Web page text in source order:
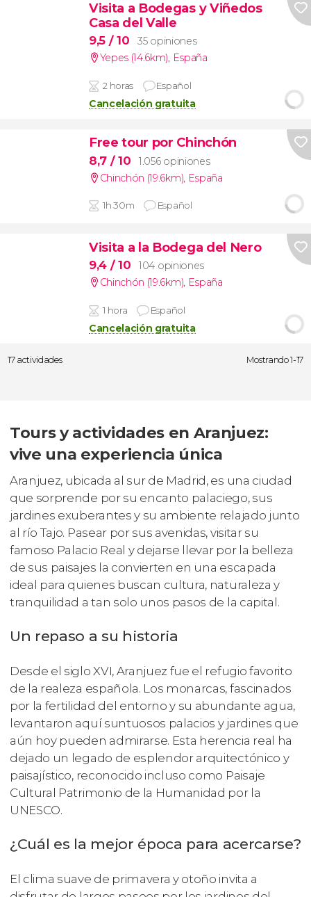
Visita a Bodegas y Viñedos
Casa del Valle
9,5 / 10
35 opiniones
Yepes (14.6km), España
2 horas Español
Cancelación gratuita
Free tour por Chinchón
8,7 / 10
1.056 opiniones
Chinchón (19.6km) España
1h 30m Español
Visita a la Bodega del Nero
9,4 / 10
104 opiniones
Chinchón (19.6km), España
1 hora Español
Cancelación gratuita
17 actividades Mostrando 1-17
Tours y actividades en Aranjuez:
vive una experiencia única
Aranjuez, ubicada al sur de Madrid, es una ciudad
que sorprende por su encanto palaciego, sus
jardines exuberantes y su ambiente relajado junto
al río Tajo. Pasear por sus avenidas, visitar su
famoso Palacio Real y dejarse llevar por la belleza
de sus paisajes la convierten en una escapada
ideal para quienes buscan cultura, naturaleza y
tranquilidad a tan solo unos pasos de la capital.
Un repaso a su historia
Desde el siglo XVI, Aranjuez fue el refugio favorito
de la realeza española. Los monarcas, fascinados
por la fertilidad del entorno y su abundante agua,
levantaron aquí suntuosos palacios y jardines que
aún hoy pueden admirarse. Esta herencia real ha
dejado un legado de esplendor arquitectónico y
paisajístico, reconocido incluso como Paisaje
Cultural Patrimonio de la Humanidad por la
UNESCO.
¿Cuál es la mejor época para acercarse?
El clima suave de primavera y otoño invita a